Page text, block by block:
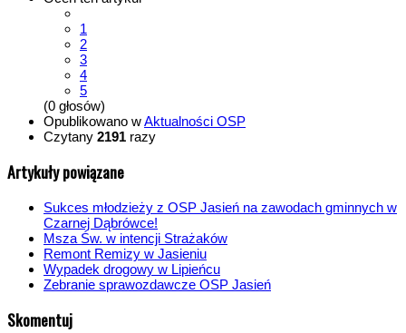
1
2
3
4
5
(0 głosów)
Opublikowano wAktualności OSP
Czytany 2191 razy
Artykuły powiązane
Sukces młodzieży z OSP Jasień na zawodach gminnych w
Czarnej Dąbrówce!
Msza Św. w intencji Strażaków
Remont Remizy w Jasieniu
Wypadek drogowy w Lipieńcu
Zebranie sprawozdawcze OSP Jasień
Skomentuj